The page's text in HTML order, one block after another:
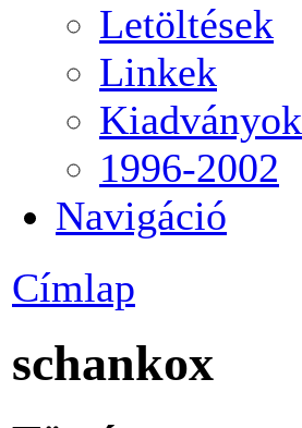
Letöltések
Linkek
Kiadványok
1996-2002
Navigáció
Címlap
schankox